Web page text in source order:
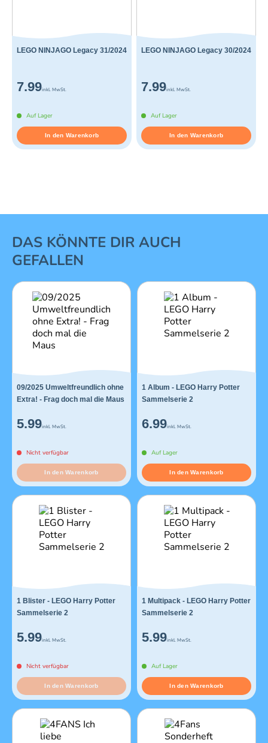
LEGO NINJAGO Legacy 31/2024
7.99inkl. MwSt.
Auf Lager
In den Warenkorb
LEGO NINJAGO Legacy 30/2024
7.99inkl. MwSt.
Auf Lager
In den Warenkorb
1 von 16
DAS KÖNNTE DIR AUCH
GEFALLEN
09/2025 Umweltfreundlich ohne
Extra! - Frag doch mal die Maus
5.99inkl. MwSt.
Nicht verfügbar
In den Warenkorb
1 Album - LEGO Harry Potter
Sammelserie 2
6.99inkl. MwSt.
Auf Lager
In den Warenkorb
1 Blister - LEGO Harry Potter
Sammelserie 2
5.99inkl. MwSt.
Nicht verfügbar
In den Warenkorb
1 Multipack - LEGO Harry Potter
Sammelserie 2
5.99inkl. MwSt.
Auf Lager
In den Warenkorb